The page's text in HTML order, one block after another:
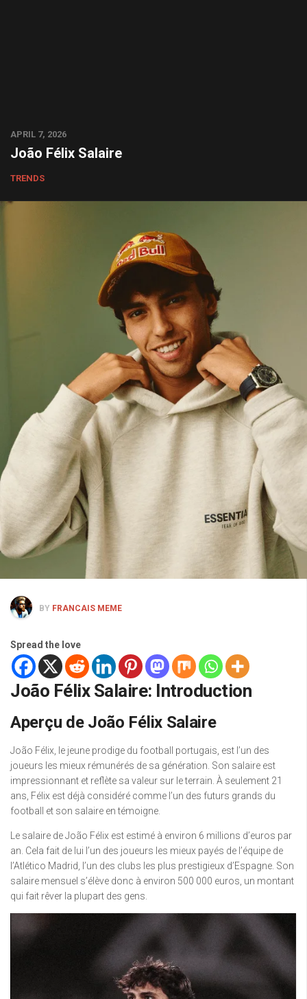
APRIL 7, 2026
João Félix Salaire
TRENDS
BY FRANCAIS MEME
Spread the love
João Félix Salaire: Introduction
Aperçu de João Félix Salaire
João Félix, le jeune prodige du football portugais, est l’un des
joueurs les mieux rémunérés de sa génération. Son salaire est
impressionnant et reflète sa valeur sur le terrain. À seulement 21
ans, Félix est déjà considéré comme l’un des futurs grands du
football et son salaire en témoigne.
Le salaire de João Félix est estimé à environ 6 millions d’euros par
an. Cela fait de lui l’un des joueurs les mieux payés de l’équipe de
l’Atlético Madrid, l’un des clubs les plus prestigieux d’Espagne. Son
salaire mensuel s’élève donc à environ 500 000 euros, un montant
qui fait rêver la plupart des gens.